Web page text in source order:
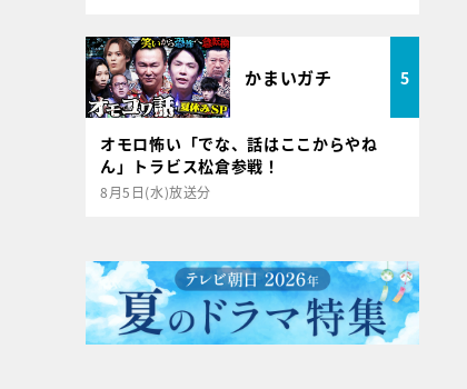
かまいガチ 5
オモロ怖い「でな、話はここからやね
ん」トラビス松倉参戦！
8月5日(水)放送分